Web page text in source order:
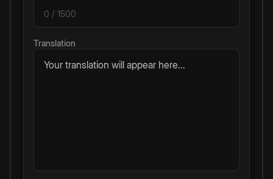
0 / 1500
Translation
Your translation will appear here...